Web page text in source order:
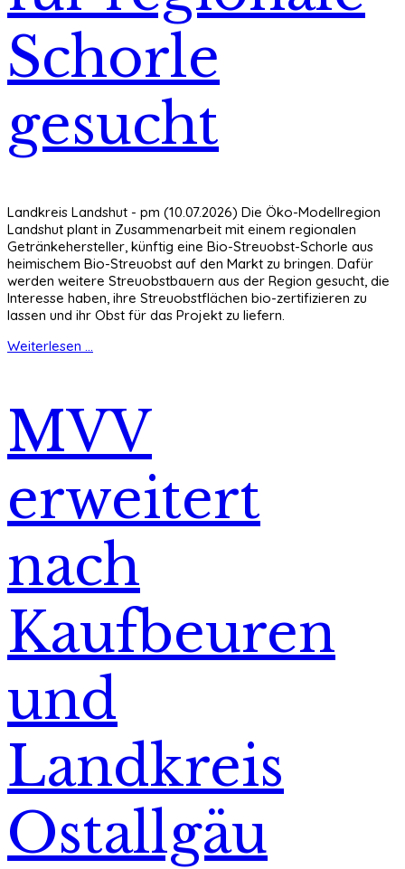
Schorle
gesucht
Landkreis Landshut - pm (10.07.2026) Die Öko-Modellregion
Landshut plant in Zusammenarbeit mit einem regionalen
Getränkehersteller, künftig eine Bio-Streuobst-Schorle aus
heimischem Bio-Streuobst auf den Markt zu bringen. Dafür
werden weitere Streuobstbauern aus der Region gesucht, die
Interesse haben, ihre Streuobstflächen bio-zertifizieren zu
lassen und ihr Obst für das Projekt zu liefern.
Weiterlesen ...
MVV
erweitert
nach
Kaufbeuren
und
Landkreis
Ostallgäu